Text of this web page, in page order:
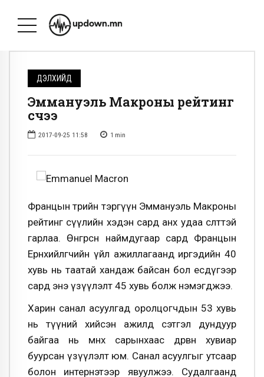
ДЭЛХИЙД
Эммануэль Макроны рейтинг
өсчээ
2017-09-25 11:58 1 min
Францын төрийн тэргүүн Эммануэль Макроны
рейтинг сүүлийн хэдэн сард анх удаа өсөлттэй
гарлаа. Өнгөрсөн наймдугаар сард Францын
Ерөнхийлөгчийн үйл ажиллагаанд иргэдийн 40
хувь нь таатай хандаж байсан бол есдүгээр
сард энэ үзүүлэлт 45 хувь болж нэмэгджээ.
Харин санал асуулгад оролцогчдын 53 хувь
нь түүний хийсэн ажилд сэтгэл дундуур
байгаа нь өмнөх сарынхаас дөрвөн хувиар
буурсан үзүүлэлт юм. Санал асуулгыг утсаар
болон интернэтээр явуулжээ. Судалгаанд